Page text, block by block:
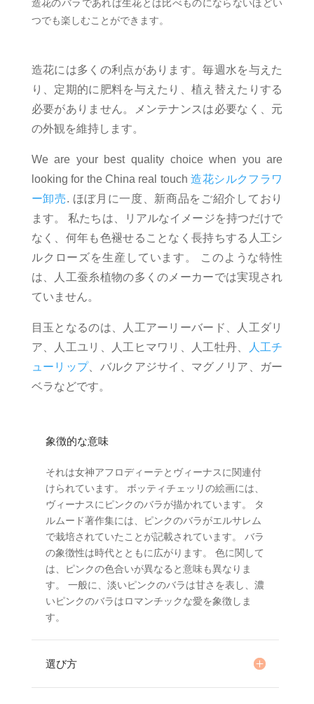
造花のバラであれば生花とは比べものにならないほどい
つでも楽しむことができます。
造花には多くの利点があります。毎週水を与えた
り、定期的に肥料を与えたり、植え替えたりする
必要がありません。
メンテナンスは必要なく、元
の外観を維持します。
We are your best quality choice when you are
looking for the China real touch造花シルクフラワ
ー卸売. ほぼ月に一度、新商品をご紹介しており
ます。 私たちは、リアルなイメージを持つだけで
なく、何年も色褪せることなく長持ちする人工シ
ルクローズを生産しています。 このような特性
は、人工蚕糸植物の多くのメーカーでは実現され
ていません。
目玉となるのは、人工アーリーバード、人工ダリ
ア、人工ユリ、人工ヒマワリ、人工牡丹、
人工チ
ューリップ、バルクアジサイ、マグノリア、ガー
ベラなどです。
象徴的な意味
それは女神アフロディーテとヴィーナスに関連付
けられています。 ボッティチェッリの絵画には、
ヴィーナスにピンクのバラが描かれています。 タ
ルムード著作集には、ピンクのバラがエルサレム
で栽培されていたことが記載されています。 バラ
の象徴性は時代とともに広がります。 色に関して
は、ピンクの色合いが異なると意味も異なりま
す。 一般に、淡いピンクのバラは甘さを表し、濃
いピンクのバラはロマンチックな愛を象徴しま
す。
選び方